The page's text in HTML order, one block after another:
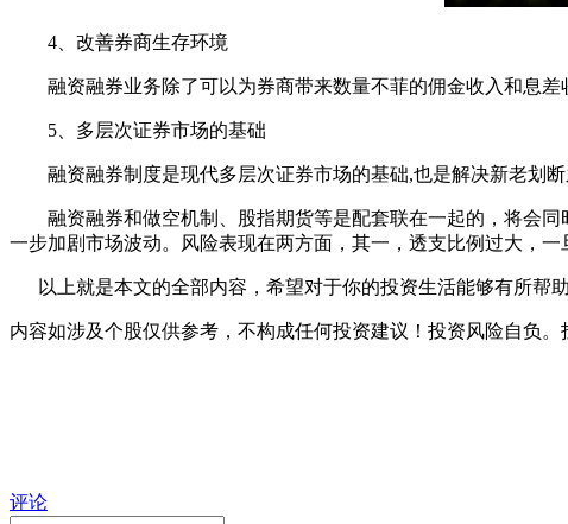
4、改善券商生存环境
融资融券业务除了可以为券商带来数量不菲的佣金收入和息差
5、多层次证券市场的基础
融资融券制度是现代多层次证券市场的基础,也是解决新老划断
融资融券和做空机制、股指期货等是配套联在一起的，将会同
一步加剧市场波动。风险表现在两方面，其一，透支比例过大，
以上就是本文的全部内容，希望对于你的投资生活能够有所帮
内容如涉及个股仅供参考，不构成任何投资建议！投资风险自负。
评论